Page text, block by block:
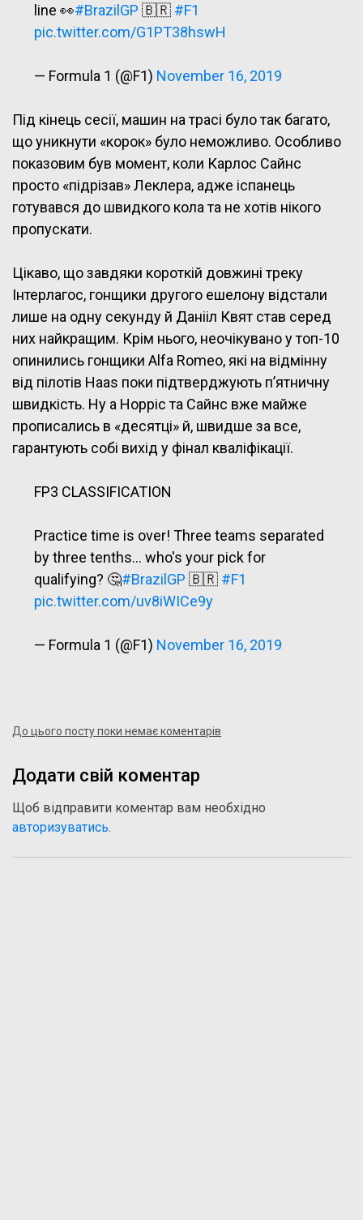
line 👀#BrazilGP 🇧🇷 #F1
pic.twitter.com/G1PT38hswH
— Formula 1 (@F1) November 16, 2019
Під кінець сесії, машин на трасі було так багато,
що уникнути «корок» було неможливо. Особливо
показовим був момент, коли Карлос Сайнс
просто «підрізав» Леклера, адже іспанець
готувався до швидкого кола та не хотів нікого
пропускати.
Цікаво, що завдяки короткій довжині треку
Інтерлагос, гонщики другого ешелону відстали
лише на одну секунду й Данііл Квят став серед
них найкращим. Крім нього, неочікувано у топ-10
опинились гонщики Alfa Romeo, які на відмінну
від пілотів Haas поки підтверджують п’ятничну
швидкість. Ну а Норріс та Сайнс вже майже
прописались в «десятці» й, швидше за все,
гарантують собі вихід у фінал кваліфікації.
FP3 CLASSIFICATION
Practice time is over! Three teams separated
by three tenths… who's your pick for
qualifying? 🤔#BrazilGP 🇧🇷 #F1
pic.twitter.com/uv8iWICe9y
— Formula 1 (@F1) November 16, 2019
До цього посту поки немає коментарів
Додати свій коментар
Щоб відправити коментар вам необхідно
авторизуватись.